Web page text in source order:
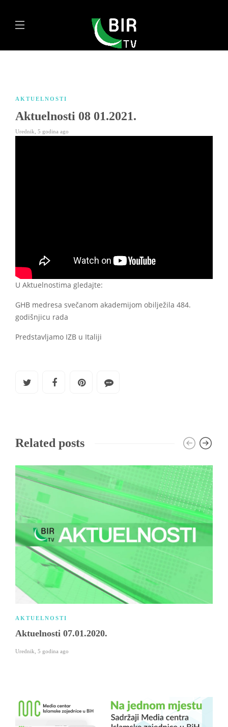
AKTUELNOSTI
Aktuelnosti 08 01.2021.
Urednik 5 godina ago
U Aktuelnostima gledajte:
GHB medresa svečanom akademijom obilježila 484.
godišnjicu rada
Predstavljamo IZB u Italiji
Related posts
AKTUELNOSTI
Aktuelnosti 07.01.2020.
Urednik 5 godina ago